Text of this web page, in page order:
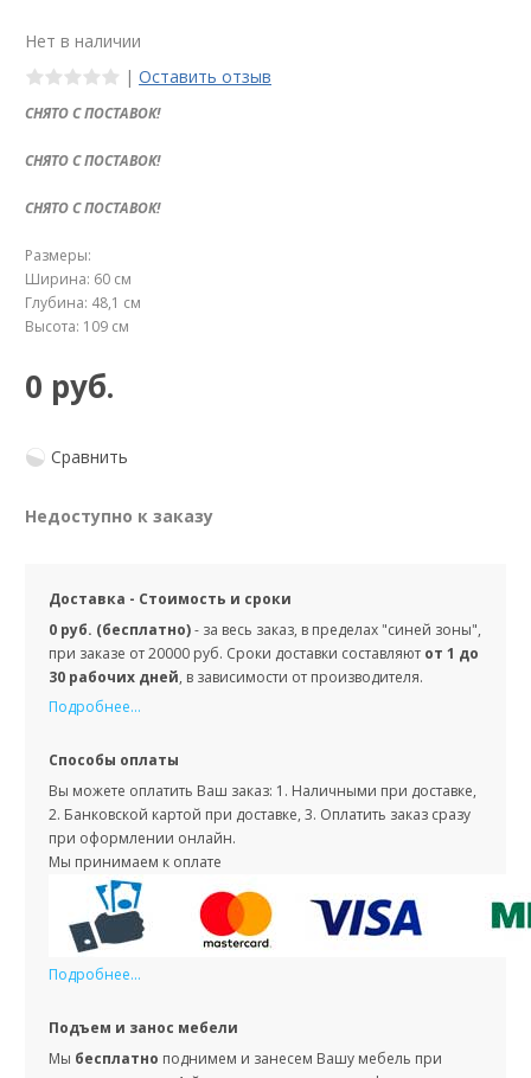
Нет в наличии
| Оставить отзыв
СНЯТО С ПОСТАВОК!
СНЯТО С ПОСТАВОК!
СНЯТО С ПОСТАВОК!
Размеры:
Ширина: 60 см
Глубина: 48,1 см
Высота: 109 см
0 руб.
Сравнить
Недоступно к заказу
Доставка - Стоимость и сроки
0 руб. (бесплатно)- за весь заказ, в пределах "синей зоны",
при заказе от 20000 руб. Сроки доставки составляют от 1 до
30 рабочих дней, в зависимости от производителя.
Подробнее...
Способы оплаты
Вы можете оплатить Ваш заказ: 1. Наличными при доставке,
2. Банковской картой при доставке, 3. Оплатить заказ сразу
при оформлении онлайн.
Мы принимаем к оплате
Подробнее...
Подъем и занос мебели
Мы бесплатно поднимем и занесем Вашу мебель при